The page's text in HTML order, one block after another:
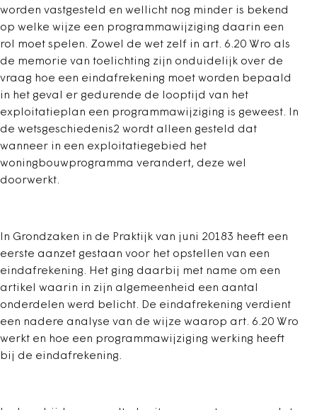
worden vastgesteld en wellicht nog minder is bekend
op welke wijze een programmawijziging daarin een
rol moet spelen. Zowel de wet zelf in art. 6.20 Wro als
de memorie van toelichting zijn onduidelijk over de
vraag hoe een eindafrekening moet worden bepaald
in het geval er gedurende de looptijd van het
exploitatieplan een programmawijziging is geweest. In
de wetsgeschiedenis2 wordt alleen gesteld dat
wanneer in een exploitatiegebied het
woningbouwprogramma verandert, deze wel
doorwerkt.
In Grondzaken in de Praktijk van juni 20183 heeft een
eerste aanzet gestaan voor het opstellen van een
eindafrekening. Het ging daarbij met name om een
artikel waarin in zijn algemeenheid een aantal
onderdelen werd belicht. De eindafrekening verdient
een nadere analyse van de wijze waarop art. 6.20 Wro
werkt en hoe een programmawijziging werking heeft
bij de eindafrekening.